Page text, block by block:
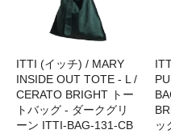
ITTI (イッチ) / MARY
INSIDE OUT TOTE - L /
CERATO BRIGHT トー
トバッグ - ダークグリ
ーン ITTI-BAG-131-CB
ッ